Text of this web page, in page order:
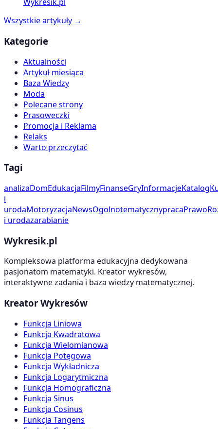
Wszystkie artykuły →
Kategorie
Aktualności
Artykuł miesiąca
Baza Wiedzy
Moda
Polecane strony
Prasoweczki
Promocja i Reklama
Relaks
Warto przeczytać
Tagi
analizaDomEdukacjaFilmyFinanseGryInformacjeKatalog
i
urodaMotoryzacjaNewsOgolnotematycznypracaPrawo
i urodazarabianie
Wykresik.pl
Kompleksowa platforma edukacyjna dedykowana
pasjonatom matematyki. Kreator wykresów,
interaktywne zadania i baza wiedzy matematycznej.
Kreator Wykresów
Funkcja Liniowa
Funkcja Kwadratowa
Funkcja Wielomianowa
Funkcja Potęgowa
Funkcja Wykładnicza
Funkcja Logarytmiczna
Funkcja Homograficzna
Funkcja Sinus
Funkcja Cosinus
Funkcja Tangens